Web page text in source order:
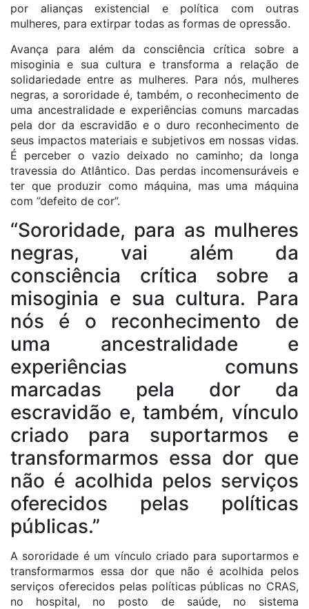
por alianças existencial e política com outras
mulheres, para extirpar todas as formas de opressão.
Avança para além da consciência crítica sobre a
misoginia e sua cultura e transforma a relação de
solidariedade entre as mulheres. Para nós, mulheres
negras, a sororidade é, também, o reconhecimento de
uma ancestralidade e experiências comuns marcadas
pela dor da escravidão e o duro reconhecimento de
seus impactos materiais e subjetivos em nossas vidas.
É perceber o vazio deixado no caminho; da longa
travessia do Atlântico. Das perdas incomensuráveis e
ter que produzir como máquina, mas uma máquina
com ”defeito de cor”.
“Sororidade, para as mulheres
negras, vai além da
consciência crítica sobre a
misoginia e sua cultura. Para
nós é o reconhecimento de
uma ancestralidade e
experiências comuns
marcadas pela dor da
escravidão e, também, vínculo
criado para suportarmos e
transformarmos essa dor que
não é acolhida pelos serviços
oferecidos pelas políticas
públicas.”
A sororidade é um vínculo criado para suportarmos e
transformarmos essa dor que não é acolhida pelos
serviços oferecidos pelas políticas públicas no CRAS,
no hospital, no posto de saúde, no sistema